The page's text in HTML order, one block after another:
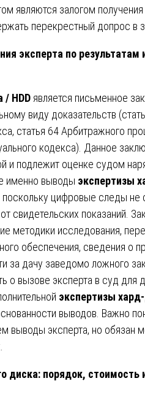
являются залогом получения
перекрестный допрос в
эксперта по результатам
/ HDD является письменное
виду доказательств
статья 64 Арбитражного
кодекса). Данное
и подлежит оценке судом
именно выводы экспертизы
цифровые следы не
свидетельских показаний.
методики исследования,
обеспечения, сведения о
за дачу заведомо ложного
о вызове эксперта в суд для
экспертизы
выводов. Важно
выводы эксперта, но обязан
диска: порядок, стоимость